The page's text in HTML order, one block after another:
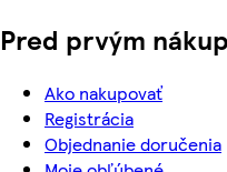
Pred prvým
Ako nakupovať
Registrácia
Objednanie doručenia